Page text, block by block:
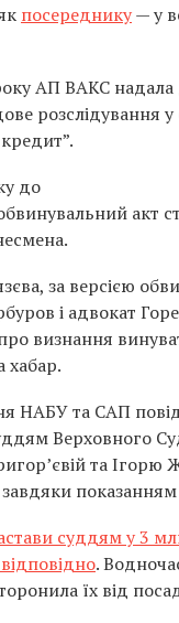
посереднику— у
АП ВАКС надала
розслідування
до
акт
за версією
і адвокат
визнання
хабар.
НАБУ та САП
Верховного
та
показанням
суддям у 3
.
їх від